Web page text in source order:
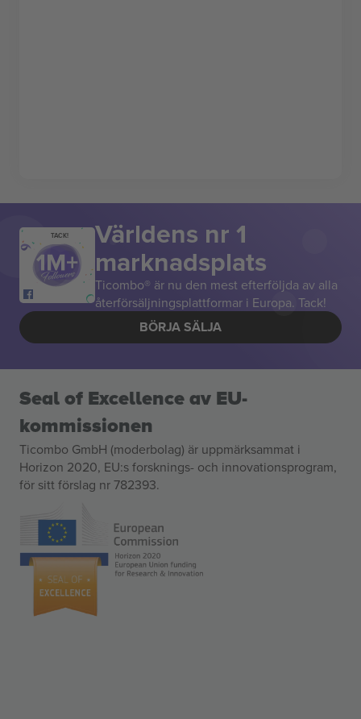
TACK! Världens nr 1
marknadsplats
Ticombo® är nu den mest efterföljda av alla
återförsäljningsplattformar i Europa. Tack!
BÖRJA SÄLJA
Seal of Excellence av EU-
kommissionen
Ticombo GmbH (moderbolag) är uppmärksammat i
Horizon 2020, EU:s forsknings- och innovationsprogram,
för sitt förslag nr 782393.